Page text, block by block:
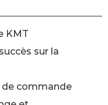
KMT
sur la
de commande